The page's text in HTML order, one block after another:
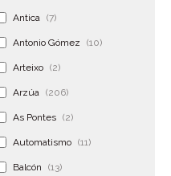
Antica (7)
Antonio Gómez (10)
Arteixo (2)
Arzúa (206)
As Pontes (2)
Automatismo (11)
Balcón (13)